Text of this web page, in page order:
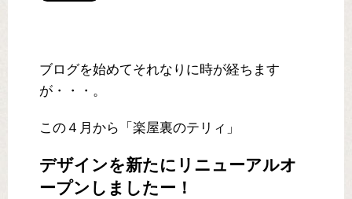
ブログを始めてそれなりに時が経ちます
が・・・。
この４月から「楽屋裏のテリィ」
デザインを新たにリニューアルオ
ープンしましたー！